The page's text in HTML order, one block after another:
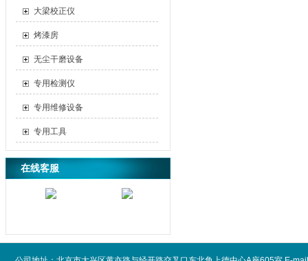
大梁校正仪
烤漆房
无尘干磨设备
专用检测仪
专用维修设备
专用工具
在线客服